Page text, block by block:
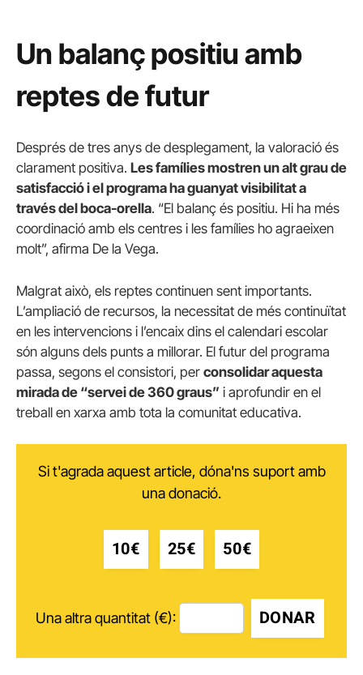
Un balanç positiu amb
reptes de futur
Després de tres anys de desplegament, la valoració és
clarament positiva. Les famílies mostren un alt grau de
satisfacció i el programa ha guanyat visibilitat a
través del boca-orella. “El balanç és positiu. Hi ha més
coordinació amb els centres i les famílies ho agraeixen
molt”, afirma De la Vega.
Malgrat això, els reptes continuen sent importants.
L’ampliació de recursos, la necessitat de més continuïtat
en les intervencions i l’encaix dins el calendari escolar
són alguns dels punts a millorar. El futur del programa
passa, segons el consistori, per consolidar aquesta
mirada de “servei de 360 graus” i aprofundir en el
treball en xarxa amb tota la comunitat educativa.
Si t'agrada aquest article, dóna'ns suport amb
una donació.
10€ 25€ 50€
Una altra quantitat (€): DONAR